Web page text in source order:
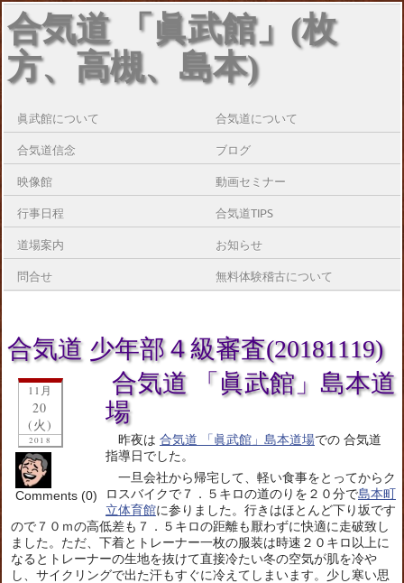
合気道 「眞武館」(枚
方、高槻、島本)
眞武館について 合気道について
合気道信念 ブログ
映像館 動画セミナー
行事日程 合気道TIPS
道場案内 お知らせ
問合せ 無料体験稽古について
合気道 少年部４級審査(20181119)
11月
20
(火)
2018
Comments (0)
合気道 「眞武館」島本道
場
昨夜は 合気道 「眞武館」島本道場での 合気道
指導日でした。
一旦会社から帰宅して、軽い食事をとってからク
ロスバイクで７．５キロの道のりを２０分で島本町
立体育館に参りました。行きはほとんど下り坂です
ので７０ｍの高低差も７．５キロの距離も厭わずに快適に走破致し
ました。ただ、下着とトレーナー一枚の服装は時速２０キロ以上に
なるとトレーナーの生地を抜けて直接冷たい冬の空気が肌を冷や
し、サイクリングで出た汗もすぐに冷えてしまいます。少し寒い思